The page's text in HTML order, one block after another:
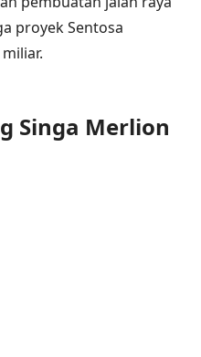
proyek Sentosa
Singa Merlion